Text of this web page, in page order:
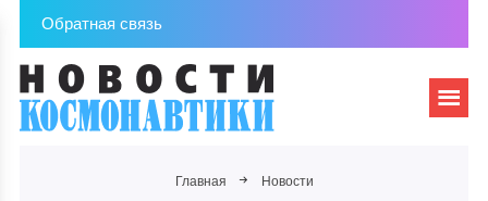
Обратная связь
Главная Новости